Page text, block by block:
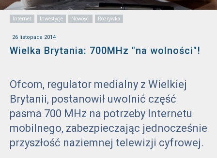
Internet Inwestycje Nowości Rozrywka
26 listopada 2014
Wielka Brytania: 700MHz "na wolności"!
Ofcom, regulator medialny z Wielkiej
Brytanii, postanowił uwolnić część
pasma 700 MHz na potrzeby Internetu
mobilnego, zabezpieczając jednocześnie
przyszłość naziemnej telewizji cyfrowej.